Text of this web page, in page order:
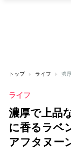
トップ ライフ
ライフ
濃厚で上品
に香るラベ
アフタヌー